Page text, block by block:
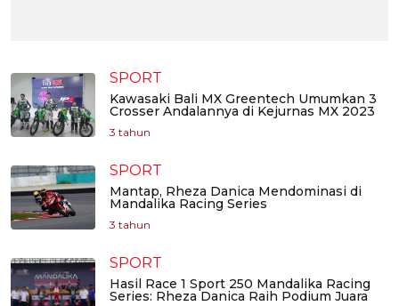
SPORT
Kawasaki Bali MX Greentech Umumkan 3
Crosser Andalannya di Kejurnas MX 2023
3 tahun
SPORT
Mantap, Rheza Danica Mendominasi di
Mandalika Racing Series
3 tahun
SPORT
Hasil Race 1 Sport 250 Mandalika Racing
Series: Rheza Danica Raih Podium Juara